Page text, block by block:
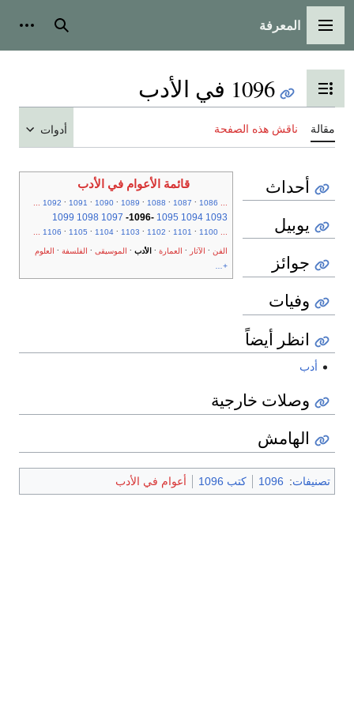
القائمة الرئيسية
المعرفة بحث
تبديل عرض جدول المحتويات
1096 في الأدب
مقالة ناقش هذه الصفحة أدوات
قائمة الأعوام في الأدب
...
1086
1087
1088
1089
1090
1091
1092
...
1093
1094
1095
-
1096
-
1097
1098
1099
...
1100
1101
1102
1103
1104
1105
1106
...
الفن الآثار العمارة الأدب الموسيقى الفلسفة
العلوم
+...
أحداث
يوبيل
جوائز
وفيات
انظر أيضاً
أدب
وصلات خارجية
الهامش
تصنيفات:
1096 كتب 1096 أعوام في الأدب